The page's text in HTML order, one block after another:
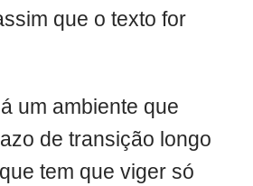
que o texto for
um ambiente que
de transição longo
tem que viger só